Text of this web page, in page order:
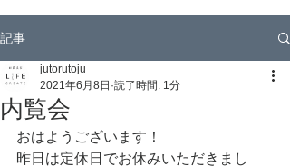
記事
内覧会
jutorutoju
2021年6月8日 読了時間: 1分
おはようございます！
昨日は定休日でお休みいただきまし